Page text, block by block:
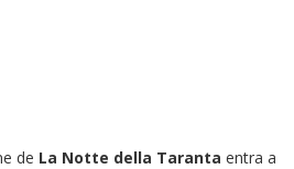
de La Notte della Taranta entra a